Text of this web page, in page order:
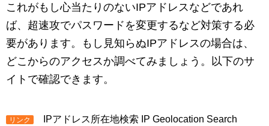
これがもし心当たりのないIPアドレスなどであれ
ば、超速攻でパスワードを変更するなど対策する必
要があります。もし見知らぬIPアドレスの場合は、
どこからのアクセスか調べてみましょう。以下のサ
イトで確認できます。
リンク IPアドレス所在地検索 IP Geolocation Search